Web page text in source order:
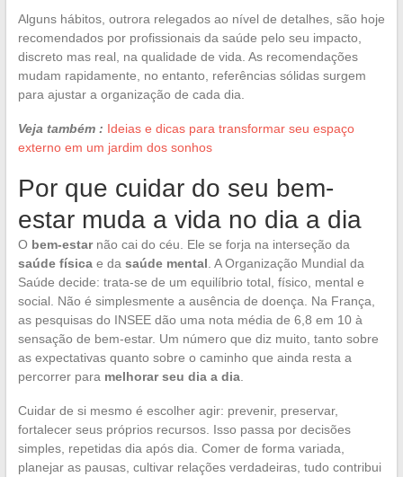
Alguns hábitos, outrora relegados ao nível de detalhes, são hoje
recomendados por profissionais da saúde pelo seu impacto,
discreto mas real, na qualidade de vida. As recomendações
mudam rapidamente, no entanto, referências sólidas surgem
para ajustar a organização de cada dia.
Veja também : Ideias e dicas para transformar seu espaço
externo em um jardim dos sonhos
Por que cuidar do seu bem-
estar muda a vida no dia a dia
O bem-estarnão cai do céu. Ele se forja na interseção da
saúde físicae da saúde mental . A Organização Mundial da
Saúde decide: trata-se de um equilíbrio total, físico, mental e
social. Não é simplesmente a ausência de doença. Na França,
as pesquisas do INSEE dão uma nota média de 6,8 em 10 à
sensação de bem-estar. Um número que diz muito, tanto sobre
as expectativas quanto sobre o caminho que ainda resta a
percorrer para melhorar seu dia a dia.
Cuidar de si mesmo é escolher agir: prevenir, preservar,
fortalecer seus próprios recursos. Isso passa por decisões
simples, repetidas dia após dia. Comer de forma variada,
planejar as pausas, cultivar relações verdadeiras, tudo contribui